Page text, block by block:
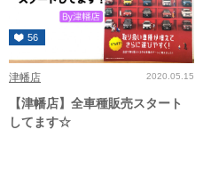
56
津幡店 2020.05.15
【津幡店】全車種販売スタート
してます☆